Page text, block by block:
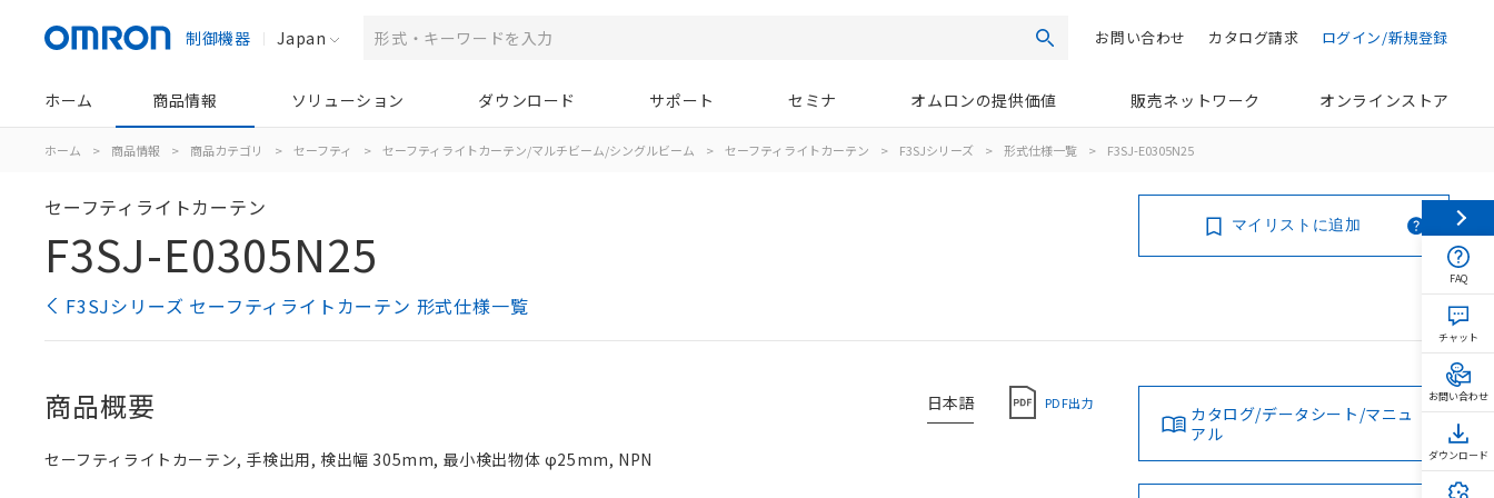
制御機器 Japan 検索 ログイン/新規登録
カタログ請求
お問い合わせ
ホーム 商品情報 ソリューション ダウンロード サポート セミナ オムロンの提供価値 販売ネットワーク オンラインストア
ホーム > 商品情報 > 商品カテゴリ > セーフティ > セーフティライトカーテン/マルチビーム/シングルビーム > セーフティライトカーテン > F3SJシリーズ > 形式仕様一覧 > F3SJ-E0305N25
セーフティライトカーテン
F3SJ-E0305N25
F3SJシリーズ セーフティライトカーテン 形式仕様一覧
マイリストに追加
日本語 PDF出力
商品概要
セーフティライトカーテン, 手検出用, 検出幅 305mm, 最小検出物体 φ25mm, NPN
カタログ/データシート/マニュ
アル
FAQ
チャット
お問い合わせ
ダウンロード